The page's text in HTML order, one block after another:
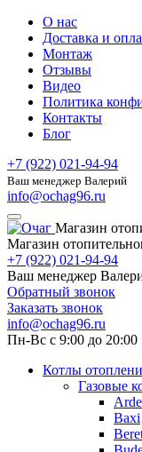
О нас
Доставка и
Монтаж
Отзывы
Видео
Политика
Контакты
Блог
+7 (922) 021-94-94
Ваш менеджер Валерий
info@ochag96.ru
Магазин
Магазин
+7 (922) 021-94-94
Ваш менеджер
Обратный звонок
Заказать звонок
info@ochag96.ru
Пн-Вс с 9:00 до 20:00
Котлы
Газовые
Baxi